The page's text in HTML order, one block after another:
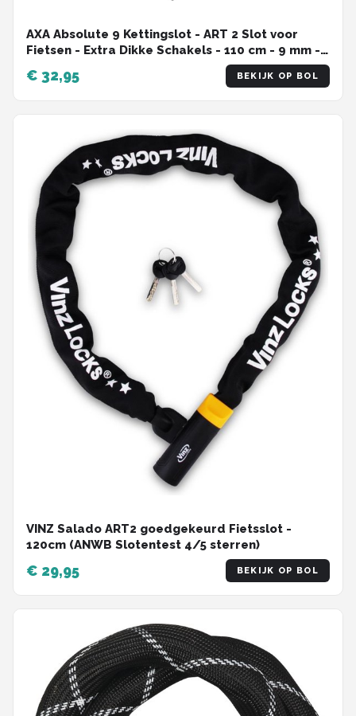
AXA Absolute 9 Kettingslot - ART 2 Slot voor
Fietsen - Extra Dikke Schakels - 110 cm - 9 mm -
€ 32,95 BEKIJK OP BOL
VINZ Salado ART2 goedgekeurd Fietsslot -
120cm (ANWB Slotentest 4/5 sterren)
€ 29,95 BEKIJK OP BOL